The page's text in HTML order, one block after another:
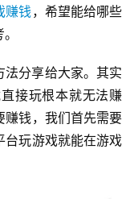
赚钱，希望能给哪些
法分享给大家。其实
接玩根本就无法赚
赚钱，我们首先需要
台玩游戏就能在游戏